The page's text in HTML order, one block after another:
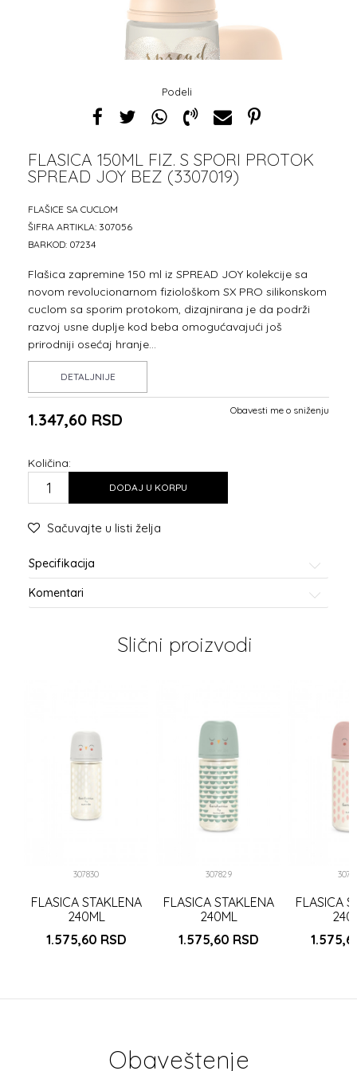
1 2
Podeli
FLASICA 150ML FIZ. S SPORI PROTOK
SPREAD JOY BEZ (3307019)
FLAŠICE SA CUCLOM
ŠIFRA ARTIKLA: 307056
BARKOD: 07234
Flašica zapremine 150 ml iz SPREAD JOY kolekcije sa
novom revolucionarnom fiziološkom SX PRO silikonskom
cuclom sa sporim protokom, dizajnirana je da podrži
razvoj usne duplje kod beba omogućavajući još
prirodniji osećaj hranje...
DETALJNIJE
1.347,60 RSD Obavesti me o sniženju
Količina:
DODAJ U KORPU
Sačuvajte u listi želja
Specifikacija
Komentari
Slični proizvodi
307830
FLASICA STAKLENA
240ML
1.575,60 RSD
307829
FLASICA STAKLENA
240ML
1.575,60 RSD
FLASICA
Obaveštenje